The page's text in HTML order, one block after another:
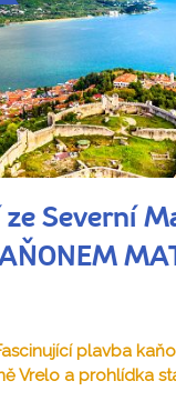
Severní
plavba
Vrelo a prohlídka